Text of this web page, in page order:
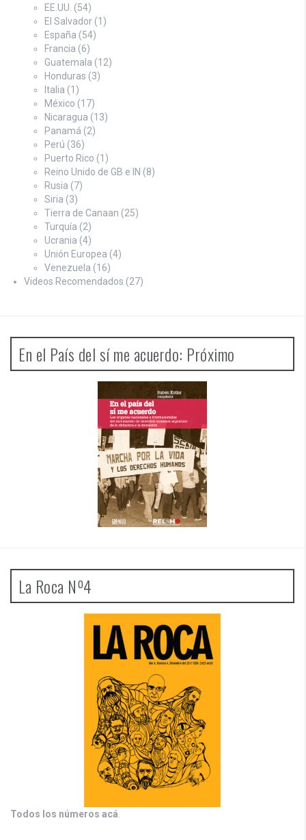
EE.UU. (54)
El Salvador (1)
España (54)
Francia (6)
Guatemala (12)
Honduras (3)
Italia (1)
México (17)
Nicaragua (13)
Panamá (2)
Perú (36)
Puerto Rico (1)
Reino Unido de GB e IN (8)
Rusia (7)
Siria (3)
Tierra de Canaan (25)
Turquía (2)
Ucrania (4)
Unión Europea (4)
Venezuela (16)
Videos Recomendados (27)
En el País del sí me acuerdo: Próximo
La Roca Nº4
Todos los números acá